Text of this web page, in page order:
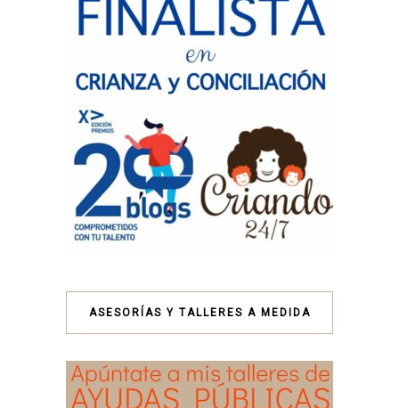
ASESORÍAS Y TALLERES A MEDIDA